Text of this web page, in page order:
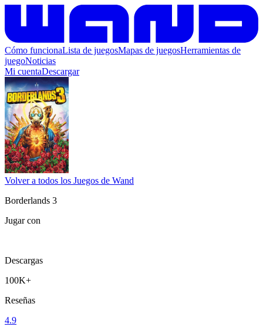
Cómo funcionaLista de juegosMapas de juegosHerramientas de
juegoNoticias
Mi cuentaDescargar
Volver a todos los Juegos de Wand
Borderlands 3
Jugar con
Descargas
100K+
Reseñas
4.9